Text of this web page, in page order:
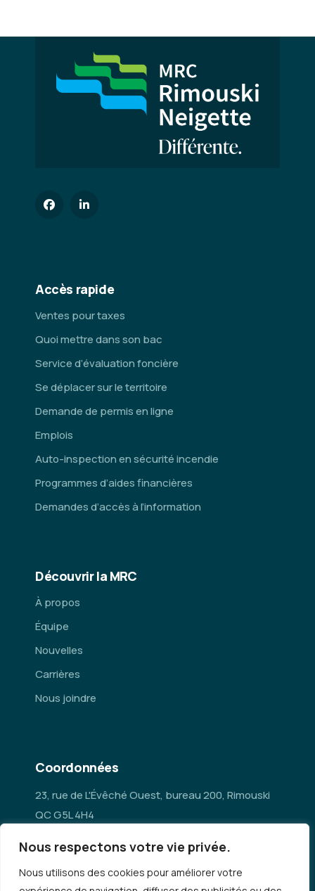
Nous respectons votre vie privée.
Nous utilisons des cookies pour améliorer votre
Accès rapide
Ventes pour taxes
Quoi mettre dans son bac
Service d’évaluation foncière
Se déplacer sur le territoire
Demande de permis en ligne
Emplois
Auto-inspection en sécurité incendie
Programmes d’aides financières
Demandes d’accès à l’information
Découvrir la MRC
À propos
Équipe
Nouvelles
Carrières
Nous joindre
Coordonnées
23, rue de L'Évêché Ouest, bureau 200, Rimouski
QC G5L 4H4
administration@mrc-rn.ca
418 724-5154